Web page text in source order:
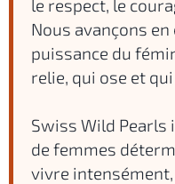
le respect, le
Nous avançons
puissance du
relie, qui ose et
Swiss Wild Pearls
de femmes
vivre